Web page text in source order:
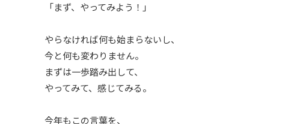
「まず、やってみよう！」
やらなければ何も始まらないし、
今と何も変わりません。
まずは一歩踏み出して、
やってみて、感じてみる。
今年もこの言葉を、